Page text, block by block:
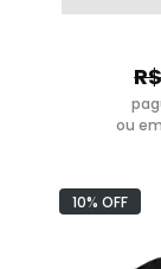
ou
10% OFF